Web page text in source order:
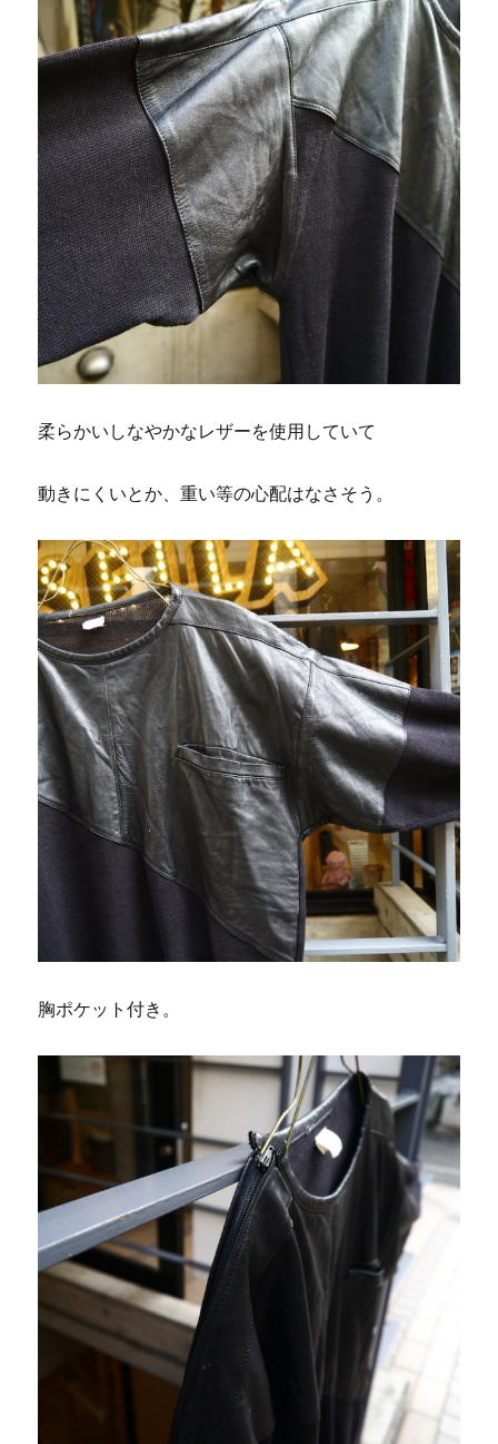
柔らかいしなやかなレザーを使用していて
動きにくいとか、重い等の心配はなさそう。
胸ポケット付き。